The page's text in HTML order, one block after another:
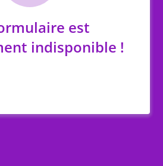
est
indisponible !